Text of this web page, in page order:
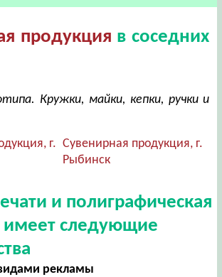
продукция в соседних
Кружки, майки, кепки, ручки и
г. Сувенирная продукция, г.
Рыбинск
и полиграфическая
имеет следующие
рекламы